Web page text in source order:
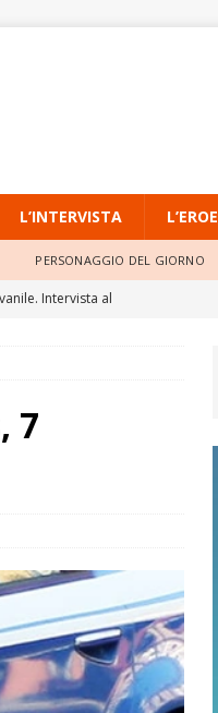
L’INTERVISTA L’EROE
PERSONAGGIO DEL GIORNO
Intervista al
massime sempre molto
di un agente e
DI PRESENZE A
7